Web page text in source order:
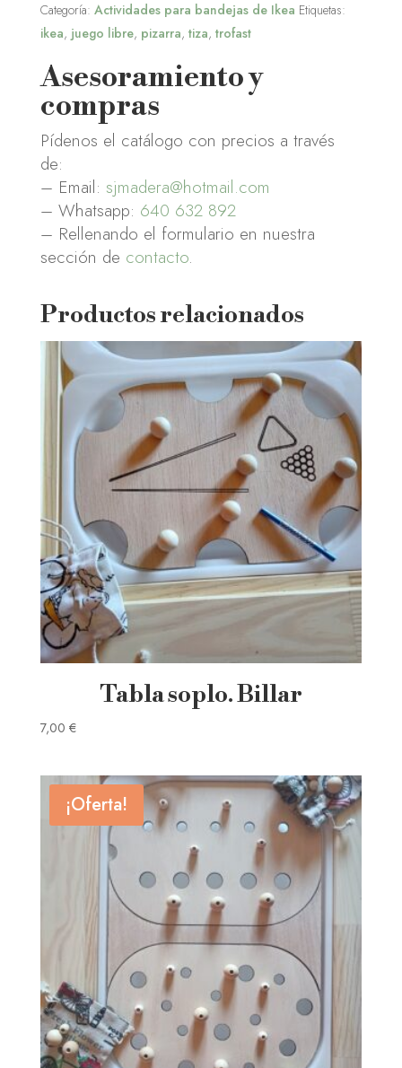
Categoría: Actividades para bandejas de Ikea Etiquetas:
ikea, juego libre, pizarra, tiza, trofast
Asesoramiento y
compras
Pídenos el catálogo con precios a través
de:
– Email: sjmadera@hotmail.com
– Whatsapp: 640 632 892
– Rellenando el formulario en nuestra
sección de contacto.
Productos relacionados
Tabla soplo. Billar
7,00 €
¡Oferta!